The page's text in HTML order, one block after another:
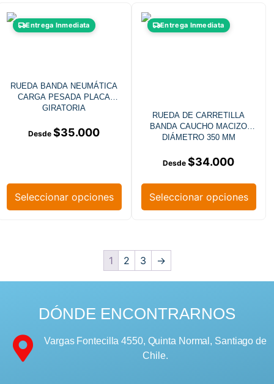
Entrega Inmediata
RUEDA BANDA NEUMÁTICA
CARGA PESADA PLACA
GIRATORIA
$35.000
Seleccionar opciones
Entrega Inmediata
RUEDA DE CARRETILLA
BANDA CAUCHO MACIZO
DIÁMETRO 350 MM
$34.000
Seleccionar opciones
1 2 3 →
DÓNDE ENCONTRARNOS
Vargas Fontecilla 4550, Quinta Normal, Santiago de
Chile.